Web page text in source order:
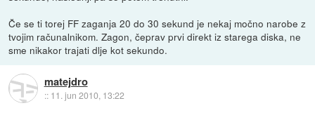
Če se ti torej FF zaganja 20 do 30 sekund je nekaj močno narobe z
tvojim računalnikom. Zagon, čeprav prvi direkt iz starega diska, ne
sme nikakor trajati dlje kot sekundo.
matejdro
:: 11. jun 2010, 13:22